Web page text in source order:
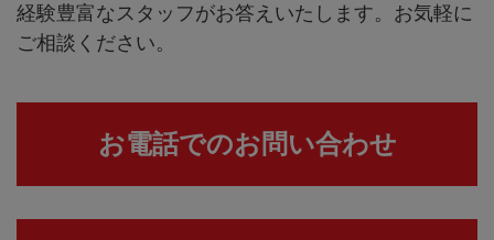
経験豊富なスタッフがお答えいたします。お気軽に
ご相談ください。
お電話でのお問い合わせ